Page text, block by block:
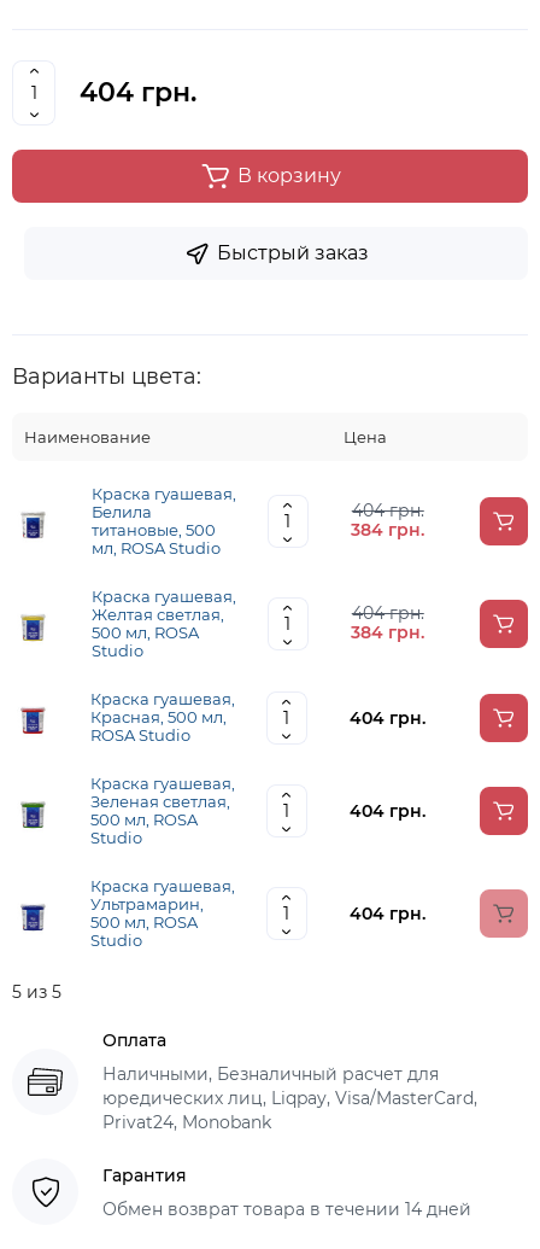
404 грн.
В корзину
Быстрый заказ
Варианты цвета:
Наименование Цена
Краска гуашевая,
Белила
титановые, 500
мл, ROSA Studio
404 грн.
384 грн.
Краска гуашевая,
Желтая светлая,
500 мл, ROSA
Studio
404 грн.
384 грн.
Краска гуашевая,
Красная, 500 мл,
ROSA Studio
404 грн.
Краска гуашевая,
Зеленая светлая,
500 мл, ROSA
Studio
404 грн.
Краска гуашевая,
Ультрамарин,
500 мл, ROSA
Studio
404 грн.
5 из 5
Оплата
Наличными, Безналичный расчет для
юредических лиц, Liqpay, Visa/MasterCard,
Privat24, Monobank
Гарантия
Обмен возврат товара в течении 14 дней